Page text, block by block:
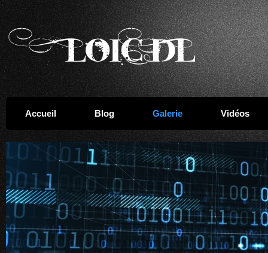
Accueil Blog Galerie Vidéos